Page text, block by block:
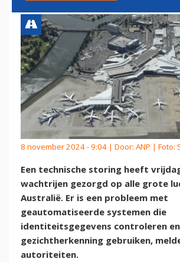
8 november 2024 - 9:04 | Door: ANP | Foto:
Een technische storing heeft
wachtrijen gezorgd op alle grote
Australië. Er is een probleem met
geautomatiseerde systemen die
identiteitsgegevens controleren en
gezichtherkenning gebruiken,
autoriteiten.